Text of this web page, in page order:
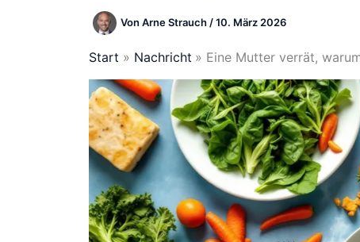
Von Arne Strauch /10. März 2026
Start Nachricht Eine Mutter verrät,